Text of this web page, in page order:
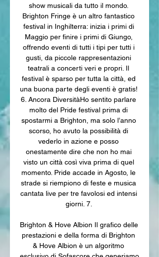
show musicali da tutto il mondo.
Brighton Fringe è un altro fantastico
festival in Inghilterra: inizia i primi di
Maggio per finire i primi di Giungo,
offrendo eventi di tutti i tipi per tutti i
gusti, da piccole rappresentazioni
teatrali a concerti veri e propri. Il
festival è sparso per tutta la città, ed
una buona parte degli eventi è gratis!
6. Ancora DiversitàHo sentito parlare
molto del Pride festival prima di
spostarmi a Brighton, ma solo l’anno
scorso, ho avuto la possibilità di
vederlo in azione e posso
onestamente dire che non ho mai
visto un città così viva prima di quel
momento. Pride accade in Agosto, le
strade si riempiono di feste e musica
cantata live per tre favolosi ed intensi
giorni. 7.
Brighton & Hove Albion Il grafico delle
prestazioni e della forma di Brighton
& Hove Albion è un algoritmo